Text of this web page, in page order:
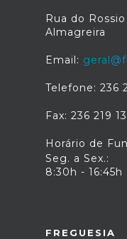
Rua do
Almagreira
Email:
Telefone: 236
Fax: 236 219
Horário de
Seg. a Sex.:
8:30h -
FREGUESIA